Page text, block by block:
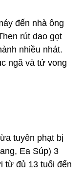
đến nhà ông
rút dao gọt
nhiều nhát.
ngã và tử vong
tuyên phạt bị
Ea Súp) 3
từ đủ 13 tuổi đến